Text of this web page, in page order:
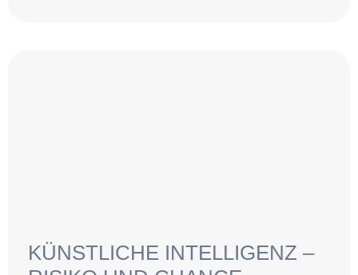
KÜNSTLICHE INTELLIGENZ –